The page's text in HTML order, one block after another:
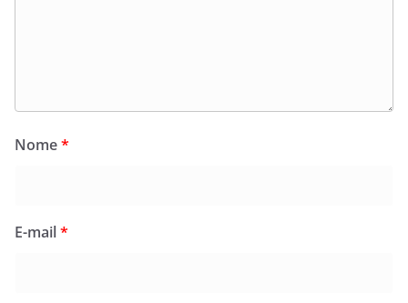
Nome*
E-mail*